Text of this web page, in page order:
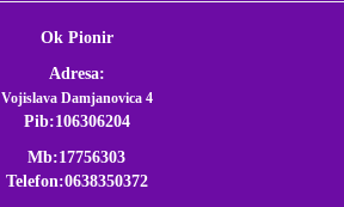
Ok Pionir
Adresa:
Vojislava Damjanovica 4
Pib:106306204
Mb:17756303
Telefon:0638350372